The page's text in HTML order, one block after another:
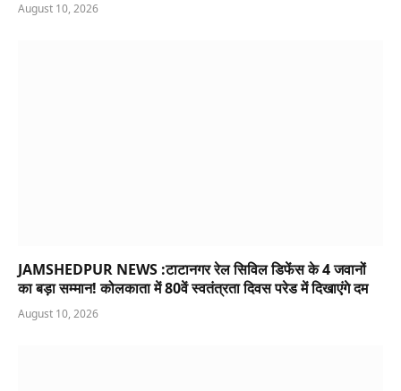
August 10, 2026
JAMSHEDPUR NEWS :टाटानगर रेल सिविल डिफेंस के 4 जवानों
का बड़ा सम्मान! कोलकाता में 80वें स्वतंत्रता दिवस परेड में दिखाएंगे दम
August 10, 2026